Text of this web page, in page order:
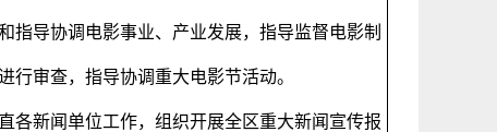
指导协调电影事业、产业发展，指导监督电影制
行审查，指导协调重大电影节活动。
各新闻单位工作，组织开展全区重大新闻宣传报